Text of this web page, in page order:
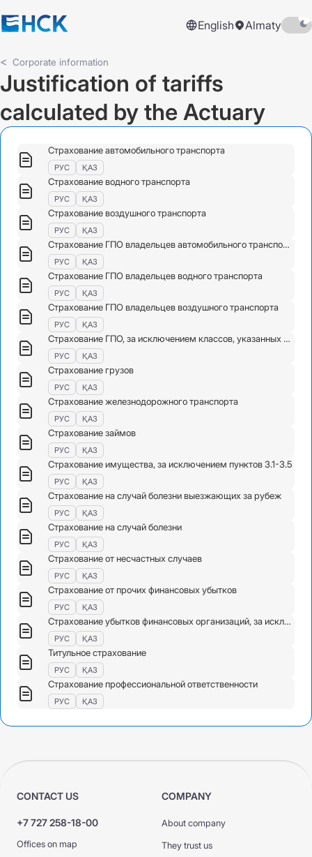
English Almaty
Corporate information
Justification of tariffs
calculated by the Actuary
Страхование автомобильного транспорта
РУС ҚАЗ
Страхование водного транспорта
РУС ҚАЗ
Страхование воздушного транспорта
РУС ҚАЗ
Страхование ГПО владельцев автомобильного транспорта
РУС ҚАЗ
Страхование ГПО владельцев водного транспорта
РУС ҚАЗ
Страхование ГПО владельцев воздушного транспорта
РУС ҚАЗ
Страхование ГПО, за исключением классов, указанных в пунктах 3.7-3.9
РУС ҚАЗ
Страхование грузов
РУС ҚАЗ
Страхование железнодорожного транспорта
РУС ҚАЗ
Страхование займов
РУС ҚАЗ
Страхование имущества, за исключением пунктов 3.1-3.5
РУС ҚАЗ
Страхование на случай болезни выезжающих за рубеж
РУС ҚАЗ
Страхование на случай болезни
РУС ҚАЗ
Страхование от несчастных случаев
РУС ҚАЗ
Страхование от прочих финансовых убытков
РУС ҚАЗ
Страхование убытков финансовых организаций, за исключением классов, указанных в пунктах 3.11-3.14
РУС ҚАЗ
Титульное страхование
РУС ҚАЗ
Страхование профессиональной ответственности
РУС ҚАЗ
CONTACT US
+7 727 258-18-00
Offices on map
COMPANY
About company
They trust us